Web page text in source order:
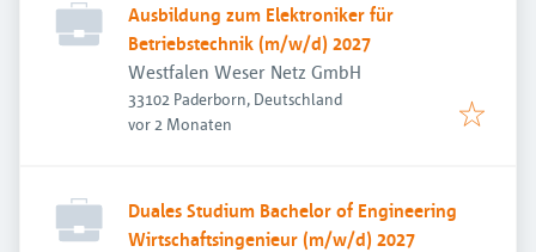
Ausbildung zum Elektroniker für
Betriebstechnik (m/w/d) 2027
Westfalen Weser Netz GmbH
33102 Paderborn, Deutschland
Veröffentlicht:
vor 2 Monaten
Duales Studium Bachelor of Engineering
Wirtschaftsingenieur (m/w/d) 2027